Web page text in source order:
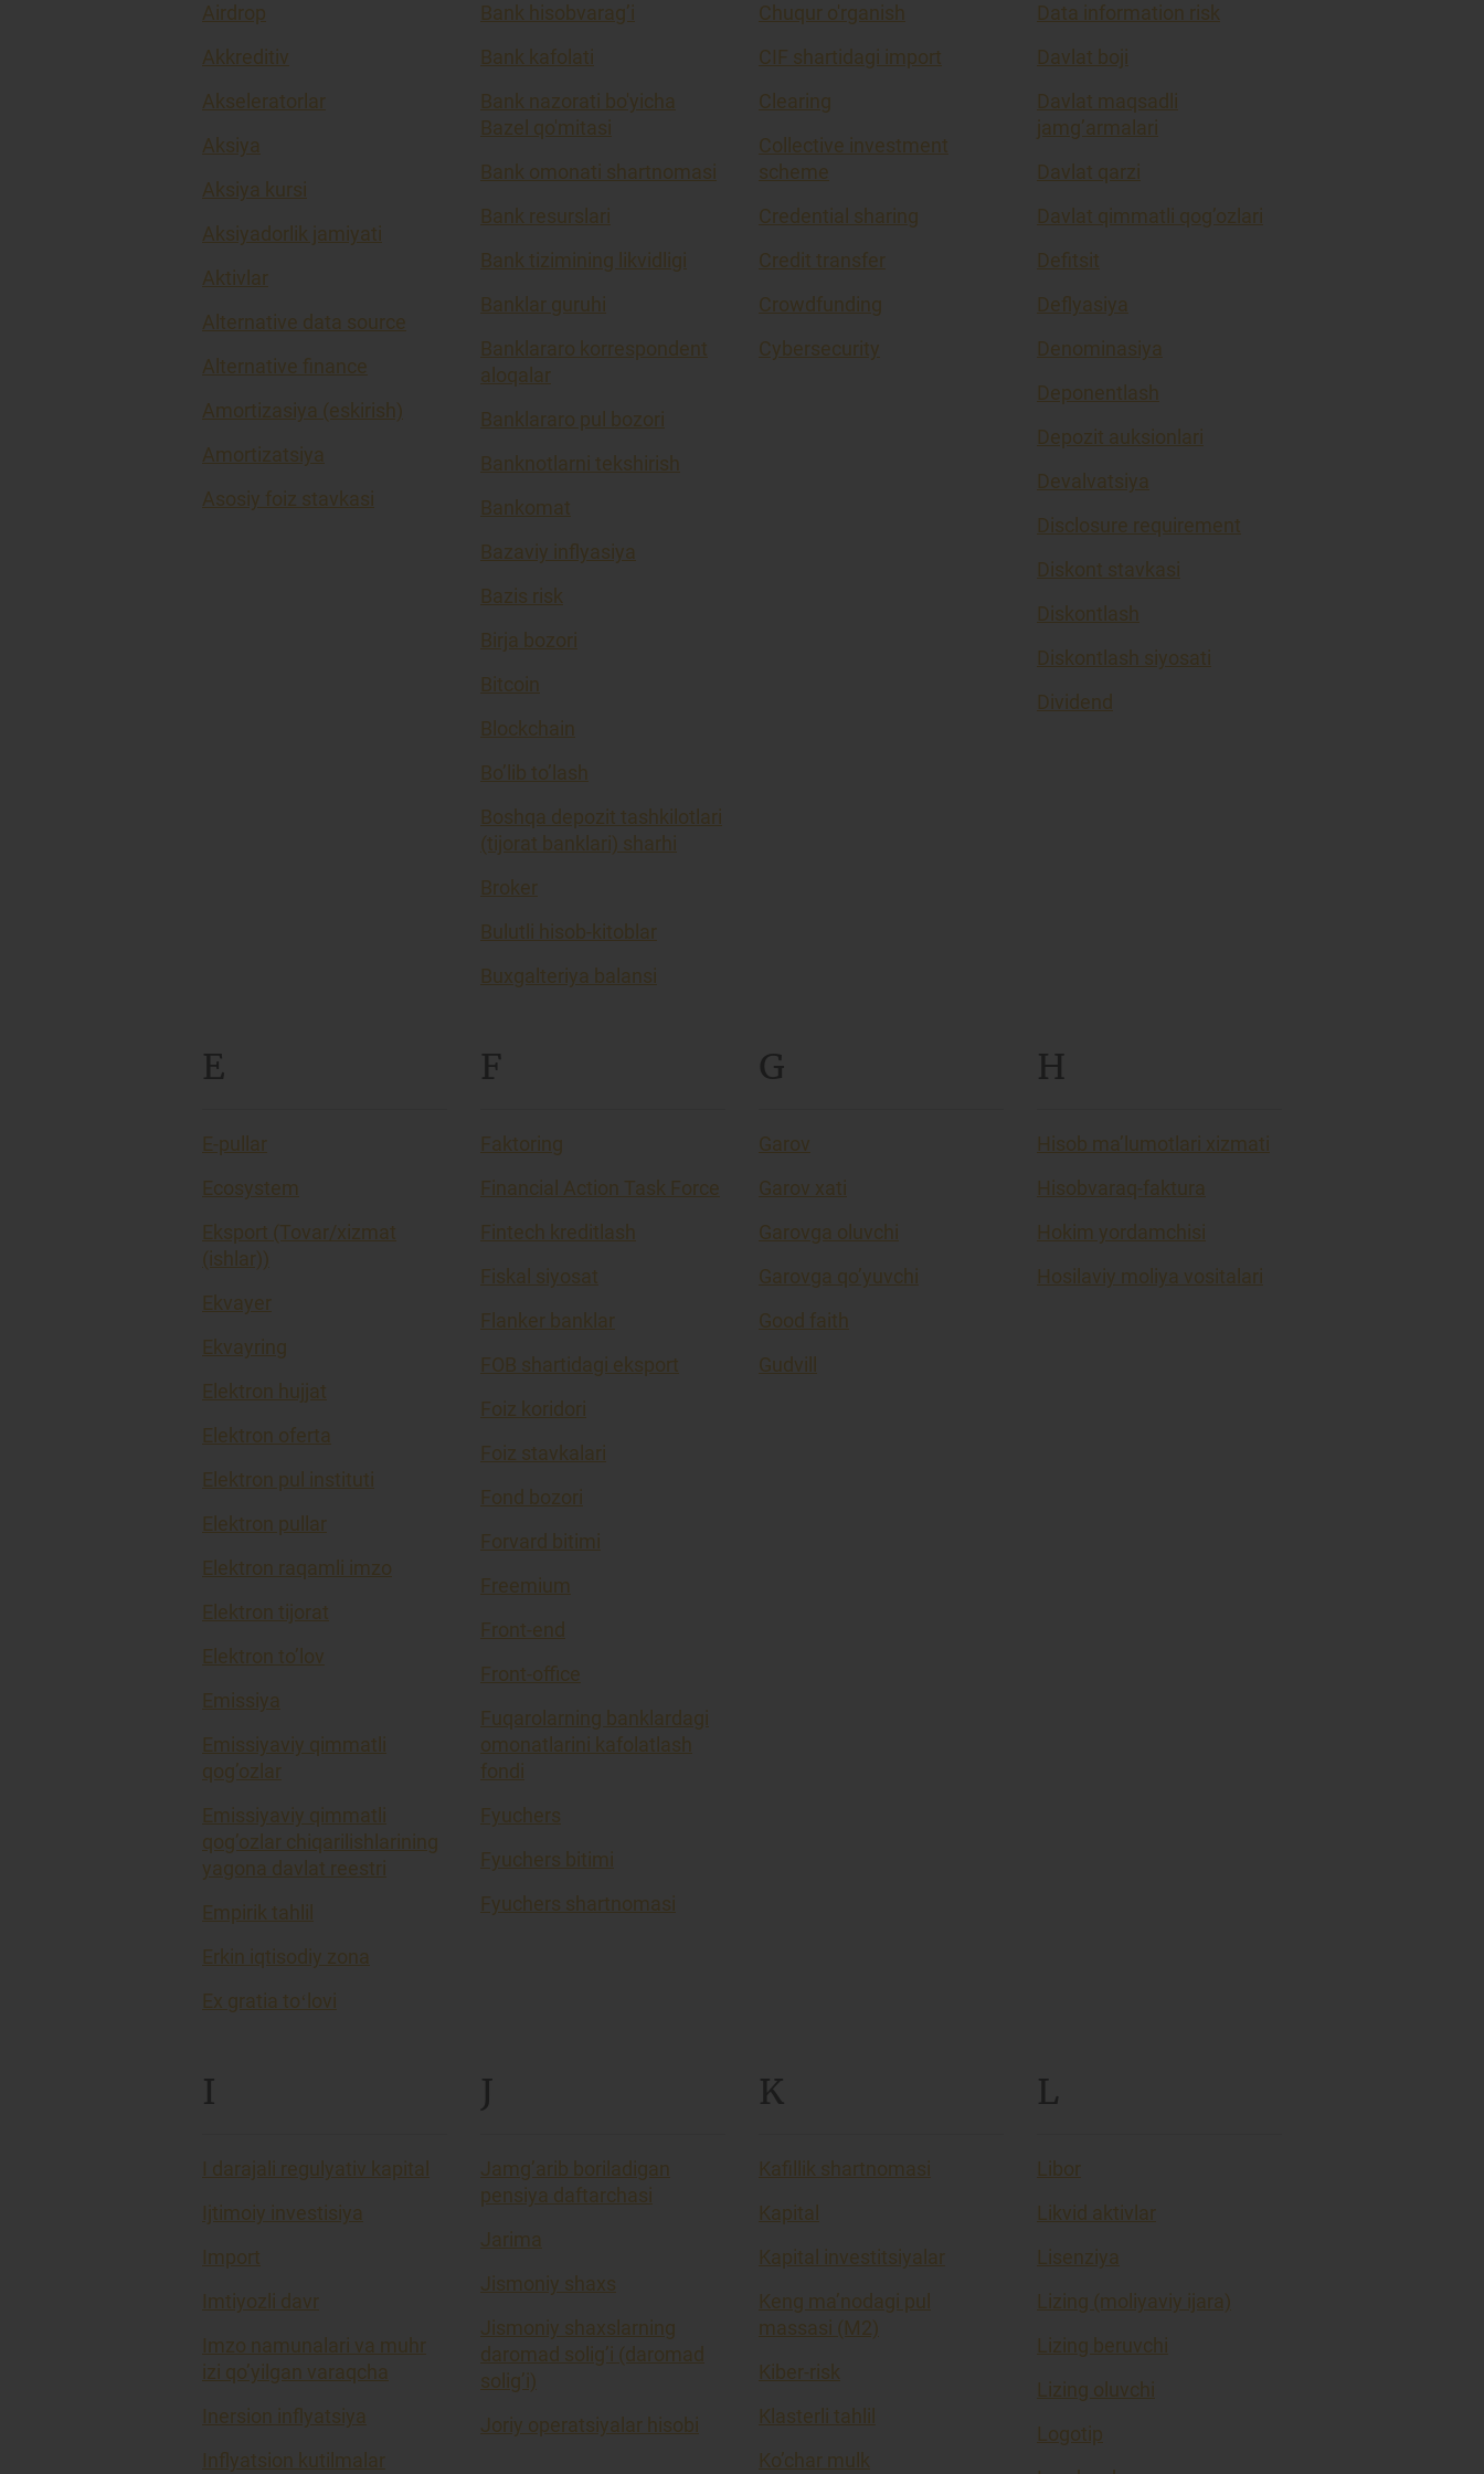
Airdrop
Akkreditiv
Akseleratorlar
Aksiya
Aksiya kursi
Aksiyadorlik jamiyati
Aktivlar
Alternative data source
Alternative finance
Amortizasiya (eskirish)
Amortizatsiya
Asosiy foiz stavkasi
Bank hisobvarag’i
Bank kafolati
Bank nazorati bo'yicha
Bazel qo'mitasi
Bank omonati shartnomasi
Bank resurslari
Bank tizimining likvidligi
Banklar guruhi
Banklararo korrespondent
aloqalar
Banklararo pul bozori
Banknotlarni tekshirish
Bankomat
Bazaviy inflyasiya
Bazis risk
Birja bozori
Bitcoin
Blockchain
Bo’lib to’lash
Boshqa depozit tashkilotlari
(tijorat banklari) sharhi
Broker
Bulutli hisob-kitoblar
Buxgalteriya balansi
Chuqur o'rganish
CIF shartidagi import
Clearing
Collective investment
scheme
Credential sharing
Credit transfer
Crowdfunding
Cybersecurity
Data information risk
Davlat boji
Davlat maqsadli
jamg’armalari
Davlat qarzi
Davlat qimmatli qog’ozlari
Defitsit
Deflyasiya
Denominasiya
Deponentlash
Depozit auksionlari
Devalvatsiya
Disclosure requirement
Diskont stavkasi
Diskontlash
Diskontlash siyosati
Dividend
E
E-pullar
Ecosystem
Eksport (Tovar/xizmat
(ishlar))
Ekvayer
Ekvayring
Elektron hujjat
Elektron oferta
Elektron pul instituti
Elektron pullar
Elektron raqamli imzo
Elektron tijorat
Elektron to’lov
Emissiya
Emissiyaviy qimmatli
qog’ozlar
Emissiyaviy qimmatli
qog’ozlar chiqarilishlarining
yagona davlat reestri
Empirik tahlil
Erkin iqtisodiy zona
Ex gratia toʻlovi
F
Faktoring
Financial Action Task Force
Fintech kreditlash
Fiskal siyosat
Flanker banklar
FOB shartidagi eksport
Foiz koridori
Foiz stavkalari
Fond bozori
Forvard bitimi
Freemium
Front-end
Front-office
Fuqarolarning banklardagi
omonatlarini kafolatlash
fondi
Fyuchers
Fyuchers bitimi
Fyuchers shartnomasi
G
Garov
Garov xati
Garovga oluvchi
Garovga qo’yuvchi
Good faith
Gudvill
H
Hisob ma’lumotlari xizmati
Hisobvaraq-faktura
Hokim yordamchisi
Hosilaviy moliya vositalari
I
I darajali regulyativ kapital
Ijtimoiy investisiya
Import
Imtiyozli davr
Imzo namunalari va muhr
izi qo’yilgan varaqcha
Inersion inflyatsiya
Inflyatsion kutilmalar
J
Jamg’arib boriladigan
pensiya daftarchasi
Jarima
Jismoniy shaxs
Jismoniy shaxslarning
daromad solig’i (daromad
solig’i)
Joriy operatsiyalar hisobi
K
Kafillik shartnomasi
Kapital
Kapital investitsiyalar
Keng ma’nodagi pul
massasi (M2)
Kiber-risk
Klasterli tahlil
Ko’char mulk
L
Libor
Likvid aktivlar
Lisenziya
Lizing (moliyaviy ijara)
Lizing beruvchi
Lizing oluvchi
Logotip